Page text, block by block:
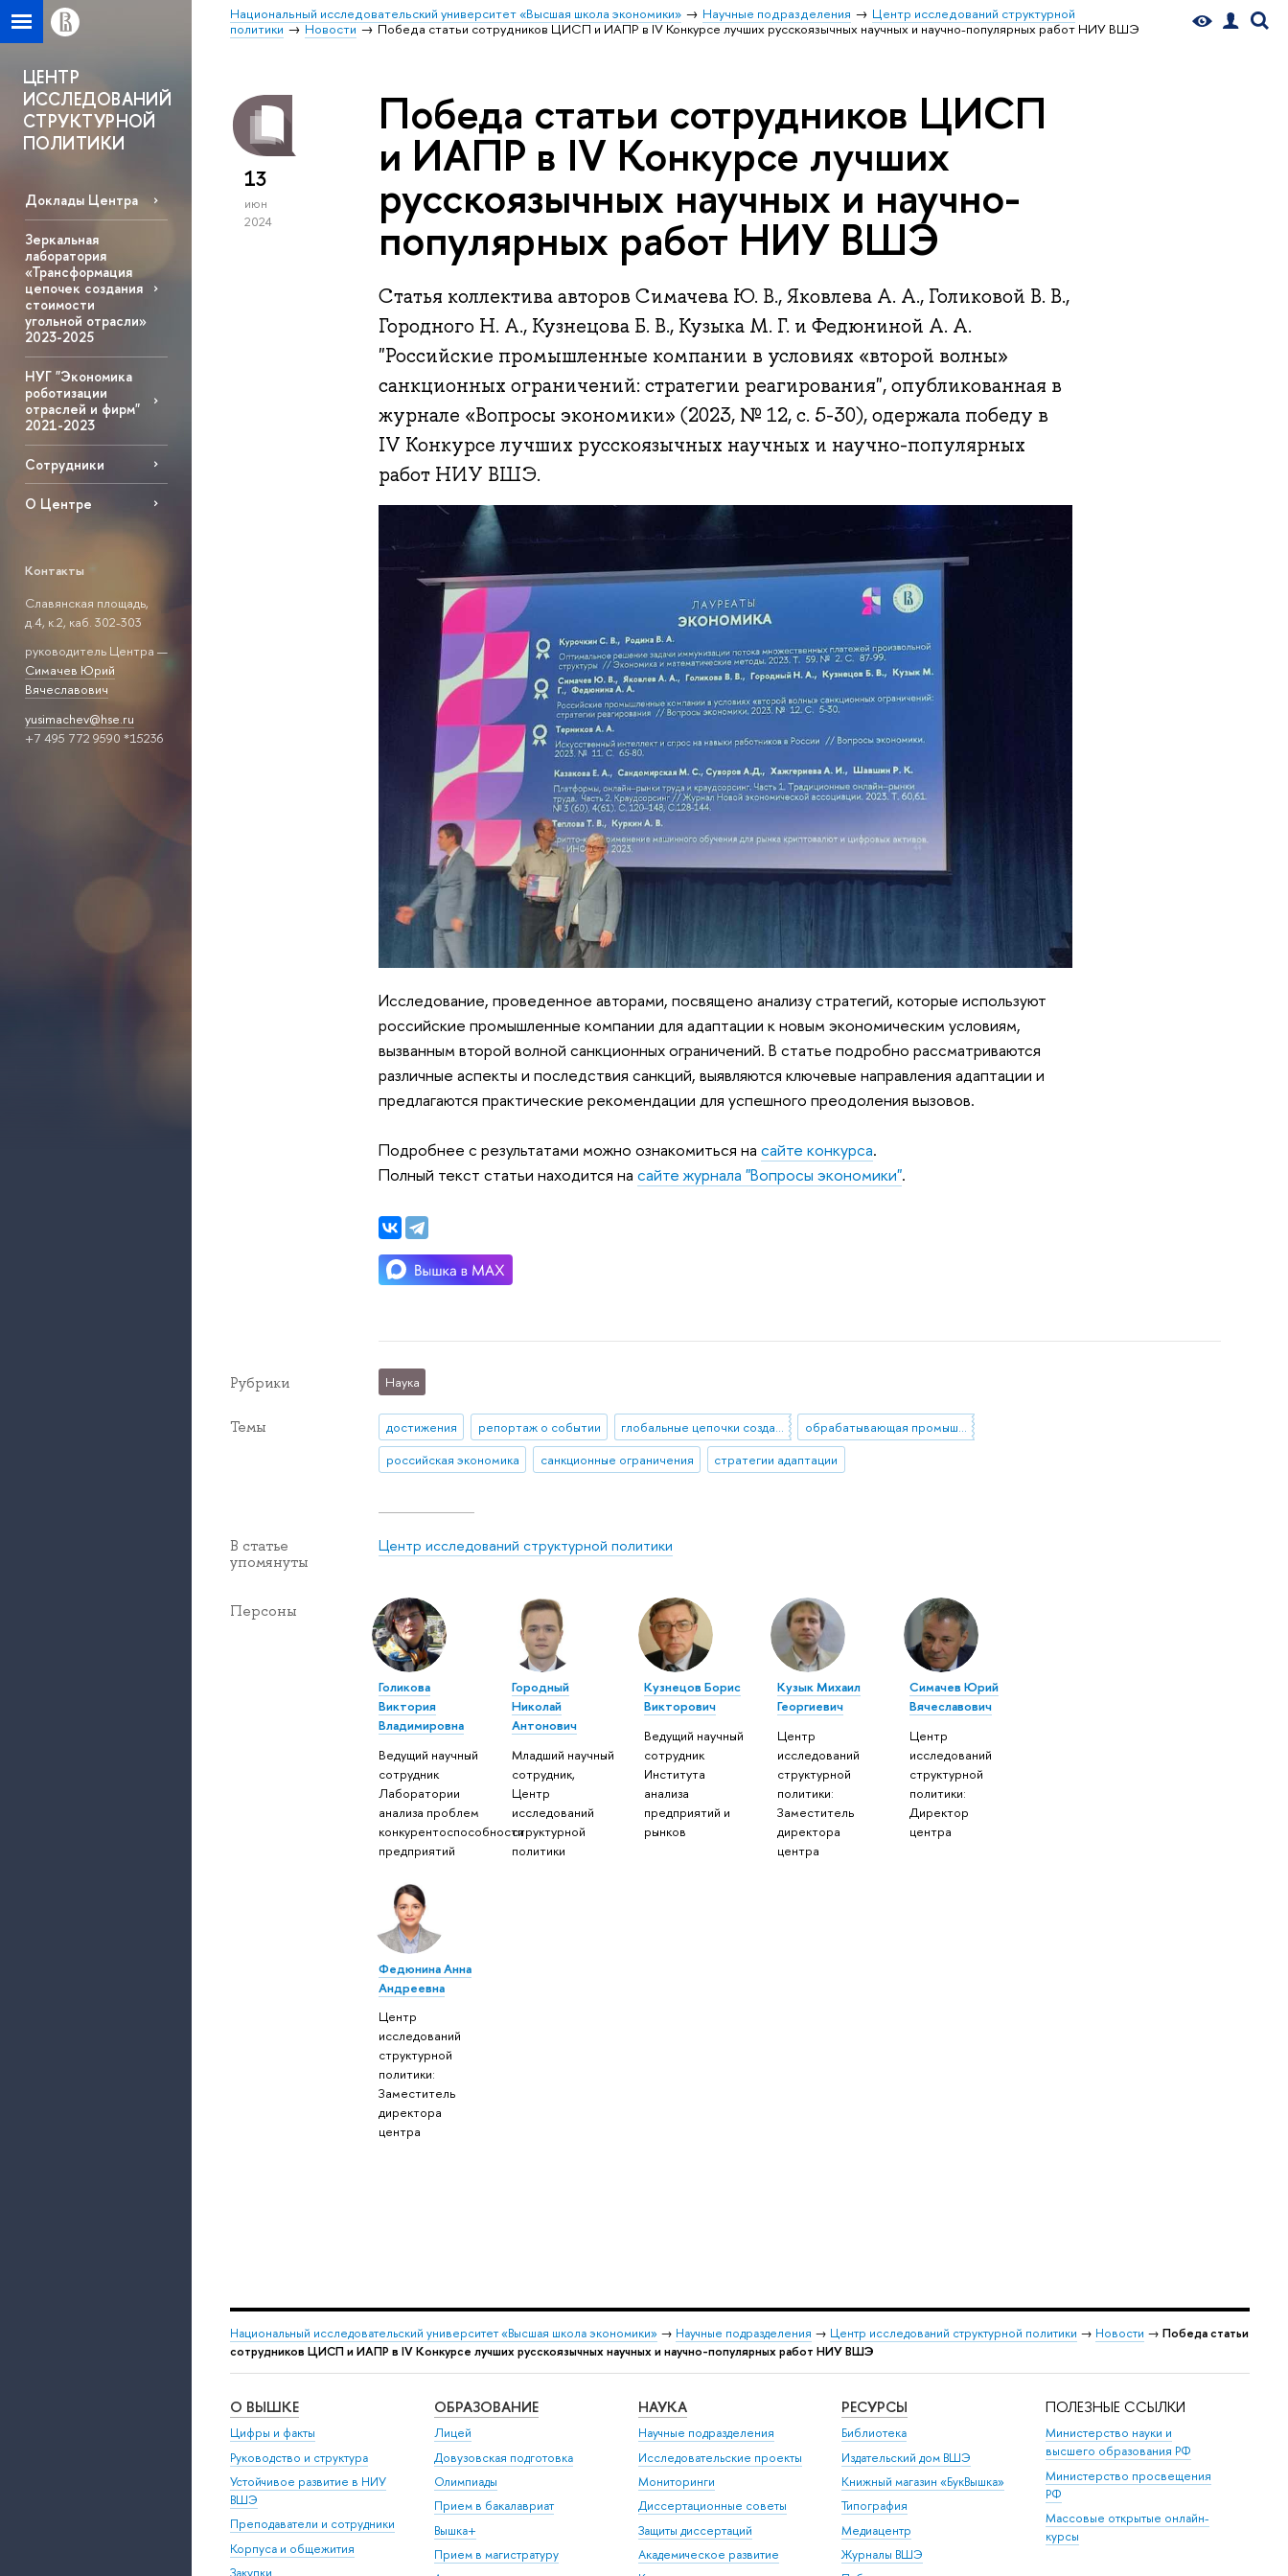
Национальный исследовательский университет «Высшая школа экономики» Научные подразделения
Центр исследований структурной
политики
Новости Победа статьи сотрудников ЦИСП и ИАПР в IV Конкурсе лучших русскоязычных научных и научно-популярных работ НИУ ВШЭ
ЦЕНТР
ИССЛЕДОВАНИЙ
СТРУКТУРНОЙ
ПОЛИТИКИ
Доклады Центра
Зеркальная
лаборатория
«Трансформация
цепочек создания
стоимости
угольной отрасли»
2023-2025
НУГ "Экономика
роботизации
отраслей и фирм"
2021-2023
Сотрудники
О Центре
Контакты
Славянская площадь,
д.4, к.2, каб. 302-303
руководитель Центра —
Симачев Юрий
Вячеславович
yusimachev@hse.ru
+7 495 772 9590 *15236
13
июн
2024
Победа статьи сотрудников ЦИСП
и ИАПР в IV Конкурсе лучших
русскоязычных научных и научно-
популярных работ НИУ ВШЭ
Статья коллектива авторов Симачева Ю. В., Яковлева А. А., Голиковой В. В.,
Городного Н. А., Кузнецова Б. В., Кузыка М. Г. и Федюниной А. А.
"Российские промышленные компании в условиях «второй волны»
санкционных ограничений: стратегии реагирования", опубликованная в
журнале «Вопросы экономики» (2023, № 12, с. 5-30), одержала победу в
IV Конкурсе лучших русскоязычных научных и научно-популярных
работ НИУ ВШЭ.
Исследование, проведенное авторами, посвящено анализу стратегий, которые используют
российские промышленные компании для адаптации к новым экономическим условиям,
вызванным второй волной санкционных ограничений. В статье подробно рассматриваются
различные аспекты и последствия санкций, выявляются ключевые направления адаптации и
предлагаются практические рекомендации для успешного преодоления вызовов.
Подробнее с результатами можно ознакомиться насайте конкурса.
Полный текст статьи находится насайте журнала "Вопросы экономики".
Рубрики Наука
Темы достижения репортаж о событии глобальные цепочки создания стоимости
обрабатывающая промышленность
российская экономика
санкционные ограничения стратегии адаптации
В статье
упомянуты
Центр исследований структурной политики
Персоны
Голикова
Виктория
Владимировна
Ведущий научный
сотрудник
Лаборатории
анализа проблем
конкурентоспособности
предприятий
Городный
Николай
Антонович
Младший научный
сотрудник,
Центр
исследований
структурной
политики
Кузнецов Борис
Викторович
Ведущий научный
сотрудник
Института
анализа
предприятий и
рынков
Кузык Михаил
Георгиевич
Центр
исследований
структурной
политики:
Заместитель
директора
центра
Симачев Юрий
Вячеславович
Центр
исследований
структурной
политики:
Директор
центра
Федюнина Анна
Андреевна
Центр
исследований
структурной
политики:
Заместитель
директора
центра
Национальный исследовательский университет «Высшая школа экономики» → Научные подразделения → Центр исследований структурной политики → Новости → Победа статьи
сотрудников ЦИСП и ИАПР в IV Конкурсе лучших русскоязычных научных и научно-популярных работ НИУ ВШЭ
О ВЫШКЕ
Цифры и факты
Руководство и структура
Устойчивое развитие в НИУ
ВШЭ
Преподаватели и сотрудники
Корпуса и общежития
Закупки
ОБРАЗОВАНИЕ
Лицей
Довузовская подготовка
Олимпиады
Прием в бакалавриат
Вышка+
Прием в магистратуру
НАУКА
Научные подразделения
Исследовательские проекты
Мониторинги
Диссертационные советы
Защиты диссертаций
Академическое развитие
РЕСУРСЫ
Библиотека
Издательский дом ВШЭ
Книжный магазин «БукВышка»
Типография
Медиацентр
Журналы ВШЭ
ПОЛЕЗНЫЕ ССЫЛКИ
Министерство науки и
высшего образования РФ
Министерство просвещения
РФ
Массовые открытые онлайн-
курсы